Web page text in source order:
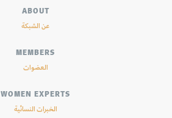
ABOUT
عن الشبكة
MEMBERS
العضوات
WOMEN EXPERTS
الخبرات النسائية